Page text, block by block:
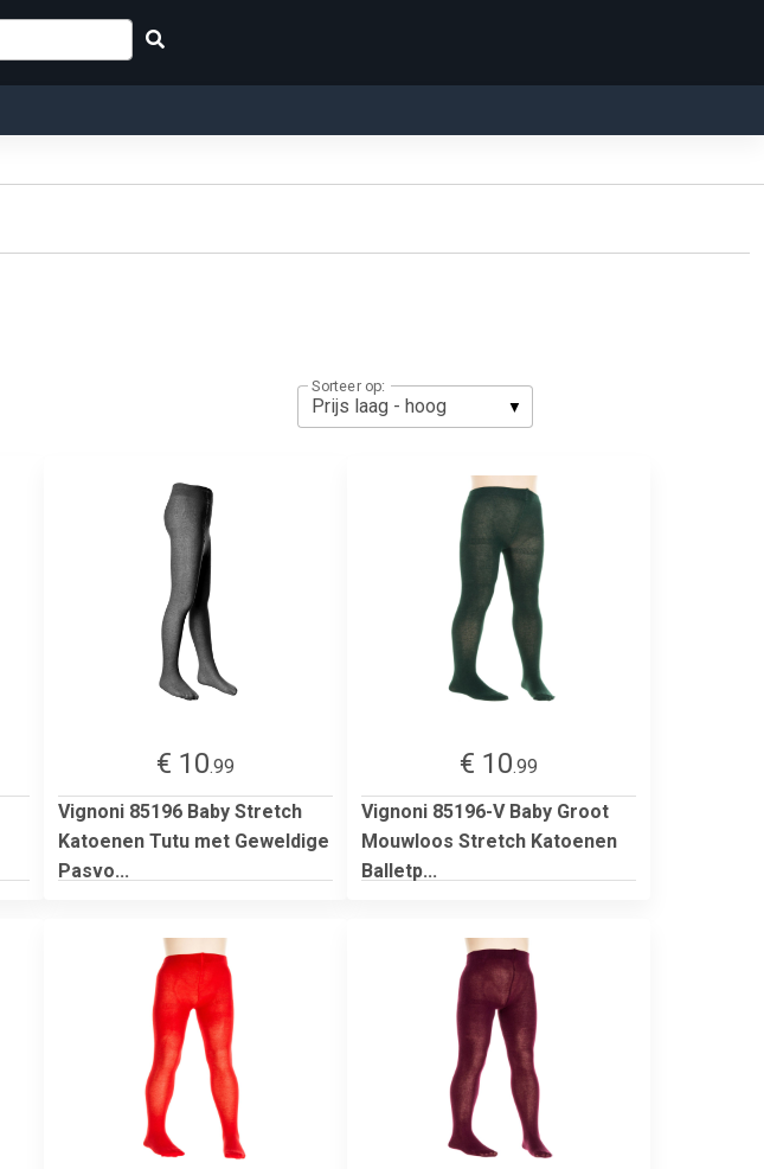
Sorteer op:
€ 10.99
Vignoni 85196 Baby Stretch
Katoenen Tutu met Geweldige
Pasvo...
€ 10.99
Vignoni 85196-V Baby Groot
Mouwloos Stretch Katoenen
Balletp...